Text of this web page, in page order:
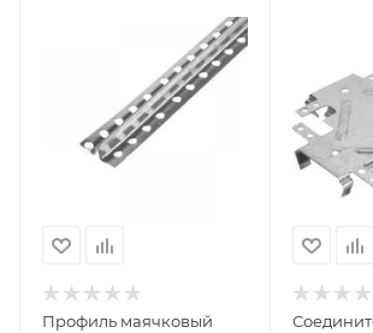
Профиль маячковый